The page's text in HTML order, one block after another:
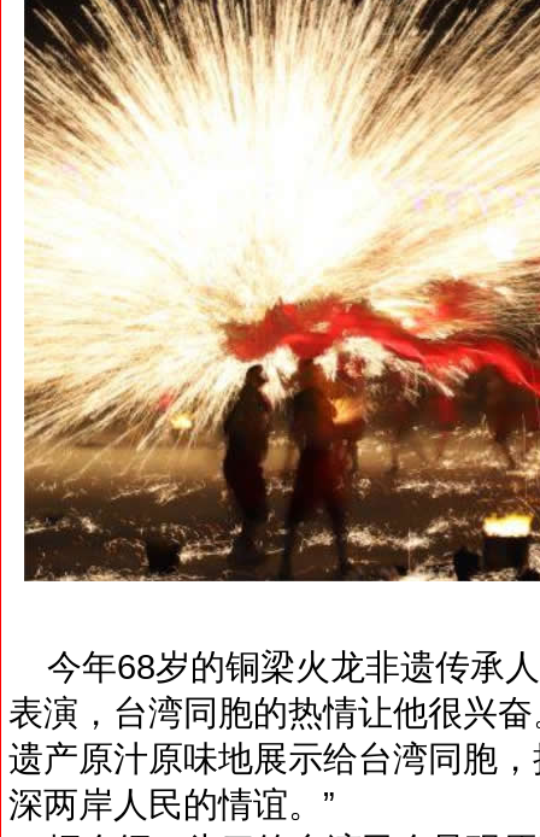
今年68岁的铜梁火龙非遗传承
表演，台湾同胞的热情让他很兴
遗产原汁原味地展示给台湾同胞
深两岸人民的情谊。”